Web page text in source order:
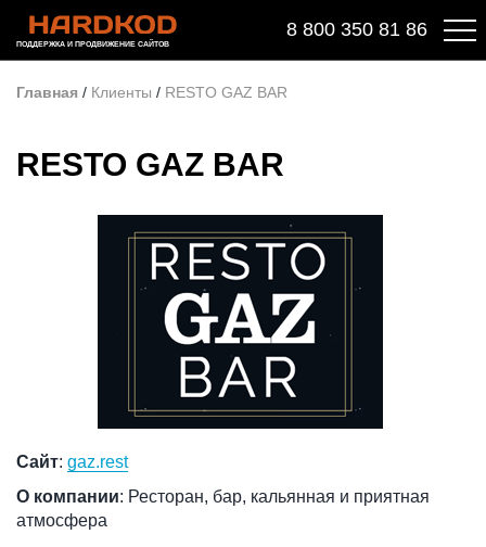
ПОДДЕРЖКА И ПРОДВИЖЕНИЕ САЙТОВ
8 800 350 81 86
Главная / Клиенты / RESTO GAZ BAR
RESTO GAZ BAR
Сайт: gaz.rest
О компании: Ресторан, бар, кальянная и приятная
атмосфера